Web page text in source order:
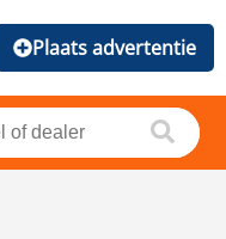
Plaats advertentie